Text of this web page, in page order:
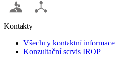
Kontakty
Všechny kontaktní informace
Konzultační servis IROP